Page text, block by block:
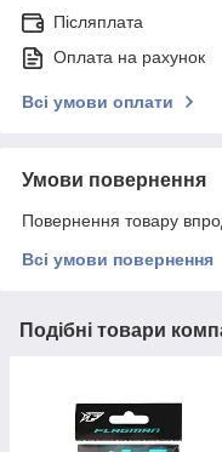
Післяплата
Оплата на рахунок
Всі умови оплати
Умови повернення
Повернення товару
Всі умови повернення
Подібні товари